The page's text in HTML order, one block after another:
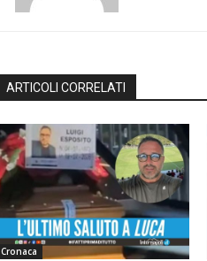
ARTICOLI CORRELATI
Cronaca